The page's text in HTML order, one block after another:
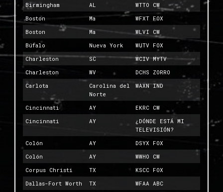
Birmingham
AL
WTTO CW
Boston
Ma
WFXT FOX
Boston
Ma
WLVI CW
Búfalo
Nueva York
WUTV FOX
Charleston
SC
WCIV MYTV
Charleston
WV
DCHS ZORRO
Carlota
Carolina del
Norte
WAXN IND
Cincinnati AY
EKRC CW
Cincinnati
AY
¿DÓNDE ESTÁ MI
TELEVISIÓN?
Colón
AY
DSYX FOX
Colón
AY
WWHO CW
Corpus Christi
TX
KSCC FOX
Dallas-Fort Worth
TX
WFAA ABC